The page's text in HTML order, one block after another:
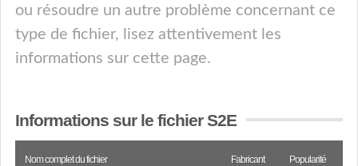
ou résoudre un autre problème concernant ce
type de fichier, lisez attentivement les
informations sur cette page.
Informations sur le fichier S2E
Nom complet du fichier Fabricant Popularité